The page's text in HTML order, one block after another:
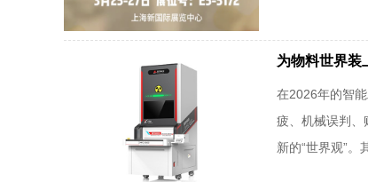
为物料世界装
在2026年的智
疲、机械误判、
新的“世界观”